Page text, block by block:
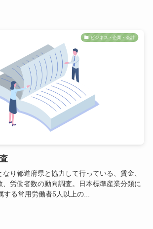
ビジネス・企業・会計
り都道府県と協力して行っている、賃金、
、労働者数の動向調査。日本標準産業分類に
する常用労働者5人以上の...